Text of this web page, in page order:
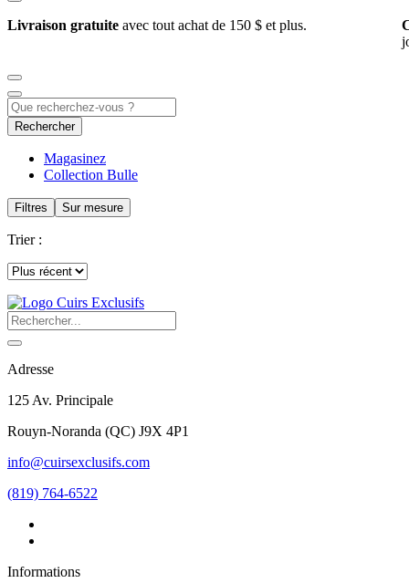
Livraison gratuite avec tout achat de 150 $ et plus.
Rechercher
Magasinez
Collection Bulle
Filtres Sur mesure
Trier :
Adresse
125 Av. Principale
Rouyn-Noranda (QC) J9X 4P1
info@cuirsexclusifs.com
(819) 764-6522
Informations